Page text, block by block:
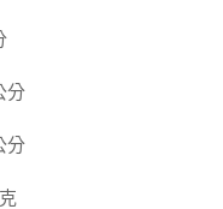
分
分